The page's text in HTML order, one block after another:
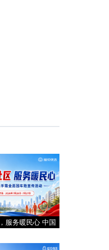
服务暖民心 中国